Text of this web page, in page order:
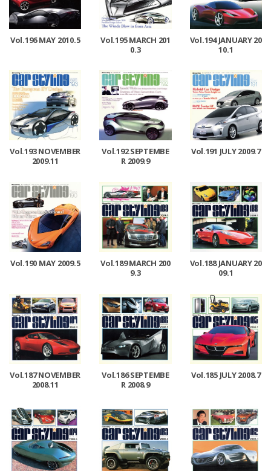
Vol.196 MAY 2010.5
Vol.195 MARCH 201
0.3
Vol.194 JANUARY 20
10.1
Vol.193 NOVEMBER
2009.11
Vol.192 SEPTEMBE
R 2009.9
Vol.191 JULY 2009.7
Vol.190 MAY 2009.5
Vol.189 MARCH 200
9.3
Vol.188 JANUARY 20
09.1
Vol.187 NOVEMBER
2008.11
Vol.186 SEPTEMBE
R 2008.9
Vol.185 JULY 2008.7